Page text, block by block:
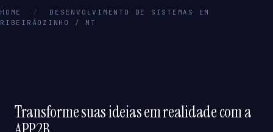
HOME /
DESENVOLVIMENTO DE SISTEMAS EM
RIBEIRÃOZINHO / MT
Transforme suas ideias em realidade com a